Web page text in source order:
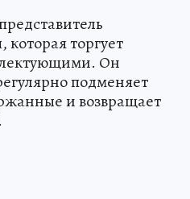
торгует
Он
подменяет
и возвращает